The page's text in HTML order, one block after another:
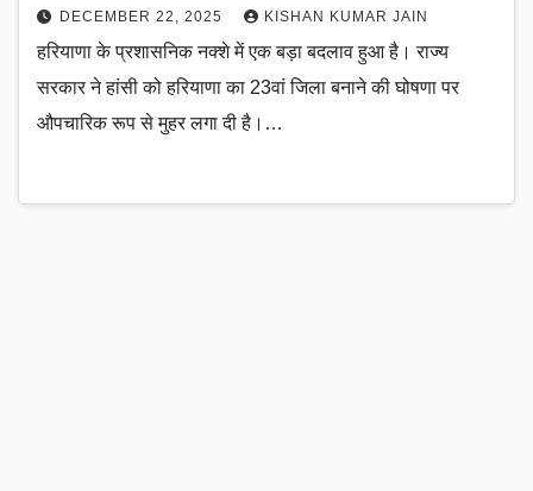
DECEMBER 22, 2025 KISHAN KUMAR JAIN
हरियाणा के प्रशासनिक नक्शे में एक बड़ा बदलाव हुआ है। राज्य
सरकार ने हांसी को हरियाणा का 23वां जिला बनाने की घोषणा पर
औपचारिक रूप से मुहर लगा दी है।…